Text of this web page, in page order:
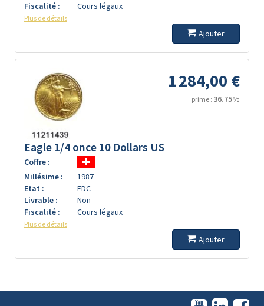
Fiscalité :
Cours légaux
Plus de détails
Ajouter
1 284,00 €
prime : 36.75%
Eagle 1/4 once 10 Dollars US
Coffre :
Millésime :
1987
Etat :
FDC
Livrable :
Non
Fiscalité :
Cours légaux
Plus de détails
Ajouter